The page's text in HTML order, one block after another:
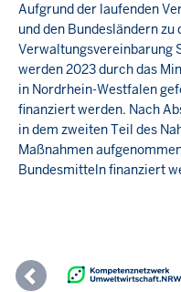
Aufgrund der laufenden
und den Bundesländern
Verwaltungsvereinbarung
werden 2023 durch das
in Nordrhein-Westfalen
finanziert werden. Nach
in dem zweiten Teil des
Maßnahmen
Bundesmitteln finanziert
Previous